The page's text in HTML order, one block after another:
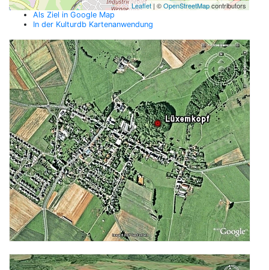
Leaflet| ©OpenStreetMapcontributors
Als Ziel in Google Map
In der Kulturdb Kartenanwendung